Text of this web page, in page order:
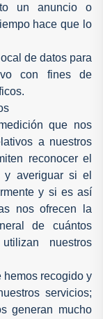
un anuncio o
hace que lo
de datos para
con fines de
que nos
a nuestros
reconocer el
averiguar si el
y si es así
nos ofrecen la
de cuántos
nuestros
recogido y
servicios;
generan mucho